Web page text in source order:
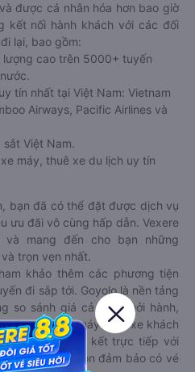
được cá nhân hóa hơn bao giờ
kết nối hành khách với các đối
lại, bao gồm:
cao trên 5000+ tuyến
tín nhất tại Việt Nam: Vietnam
Airways, Pacific Airlines và
Việt Nam.
máy, thuê xe du lịch uy tín
bạn đã có thể đặt được dịch vụ
ưu đãi vô cùng hấp dẫn. Vexere
và mang đến cho bạn những
trọn vẹn nhất.
khảo thêm các phương tiện
đi sắp tới. Goyolo là nền tảng
so sánh giá cả, giờ khởi hành,
phương tiện máy bay, xe khách
được liên kết trực tiếp với
và tàu hoả, luôn đảm bảo có vé